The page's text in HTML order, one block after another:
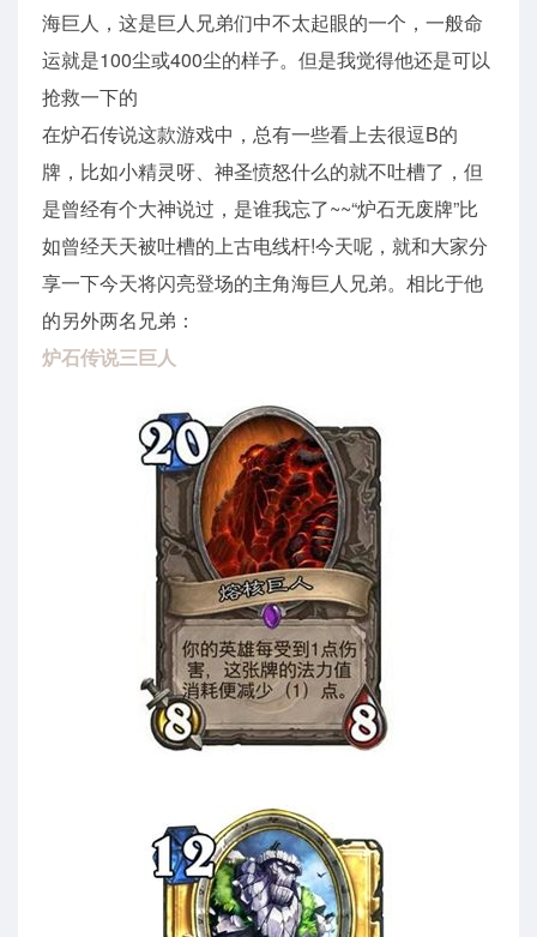
海巨人，这是巨人兄弟们中不太起眼的一个，一般命
运就是100尘或400尘的样子。但是我觉得他还是可以
抢救一下的
在炉石传说这款游戏中，总有一些看上去很逗B的
牌，比如小精灵呀、神圣愤怒什么的就不吐槽了，但
是曾经有个大神说过，是谁我忘了~~“炉石无废牌”比
如曾经天天被吐槽的上古电线杆!今天呢，就和大家分
享一下今天将闪亮登场的主角海巨人兄弟。相比于他
的另外两名兄弟：
炉石传说三巨人